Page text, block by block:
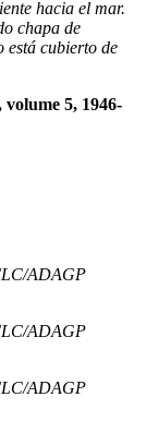
hacia el mar.
chapa de
está cubierto de
5, 1946-
ADAGP
ADAGP
ADAGP